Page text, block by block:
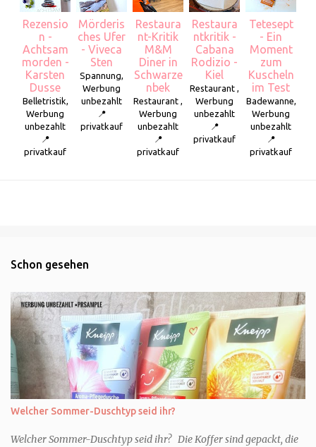
Rezensio
n -
Achtsam
morden -
Karsten
Dusse
Belletristik,
Werbung
unbezahlt
📍
privatkauf
Mörderis
ches Ufer
- Viveca
Sten
Spannung,
Werbung
unbezahlt
📍
privatkauf
Restaura
nt-Kritik
M&M
Diner in
Schwarze
nbek
Restaurant ,
Werbung
unbezahlt
📍
privatkauf
Restaura
ntkritik -
Cabana
Rodizio -
Kiel
Restaurant ,
Werbung
unbezahlt
📍
privatkauf
Tetesept
- Ein
Moment
zum
Kuscheln
im Test
Badewanne,
Werbung
unbezahlt
📍
privatkauf
Schon gesehen
Welcher Sommer-Duschtyp seid ihr?
Welcher Sommer-Duschtyp seid ihr? Die Koffer sind gepackt, die